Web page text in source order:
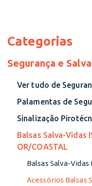
Categorias
Segurança e
Ver tudo de
Palamentas de
Sinalização
Balsas Salva-Vidas
OR/COASTAL
Balsas Salva-Vidas
Acessórios Balsas